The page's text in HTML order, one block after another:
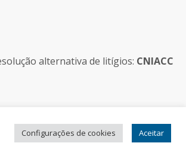
Configurações de cookies Aceitar
alternativa de litígios: CNIACC